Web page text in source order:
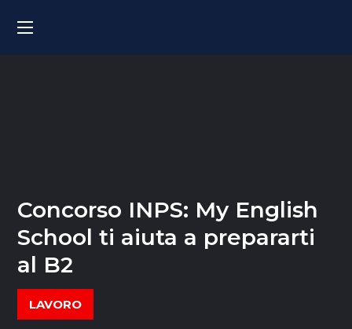
Concorso INPS: My English
School ti aiuta a prepararti
al B2
LAVORO